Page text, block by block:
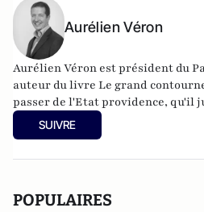
Aurélien Véron
Aurélien Véron est président du
auteur du livre Le grand
passer de l'Etat providence, qu'il
infantilisant, à une société de
l'autonomie des citoyens et la
systématique aux référendums ;
SUIVRE
POPULAIRES